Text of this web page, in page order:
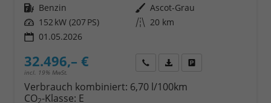
Kraftstoff Benzin Außenfarbe Ascot-Grau
Leistung 152 kW (207 PS) Kilometerstand 20 km
01.05.2026
32.496,– €
incl. 19% MwSt.
Wir rufen Sie anFahrzeugexposé (PDF)
Verbrauch kombiniert: 6,70 l/100km
CO2-Klasse: E